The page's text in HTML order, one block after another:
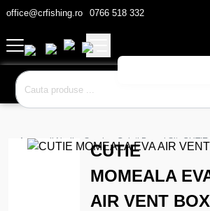
office@crfishing.ro 0766 518 332
Accesorii Nadire Sondare Galeti Bacuri Site
CUTIE
MOMEALA
AIR VENT BOX